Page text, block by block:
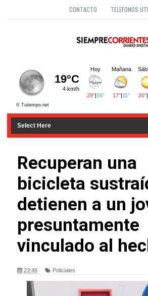
CONTACTO TELEFONOS
Recuperan una
bicicleta
detienen a un
presuntamente
vinculado al
23:48 Policiales